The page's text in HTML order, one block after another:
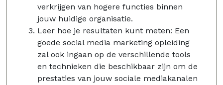
verkrijgen van hogere functies binnen
jouw huidige organisatie.
Leer hoe je resultaten kunt meten: Een
goede social media marketing opleiding
zal ook ingaan op de verschillende tools
en technieken die beschikbaar zijn om de
prestaties van jouw sociale mediakanalen